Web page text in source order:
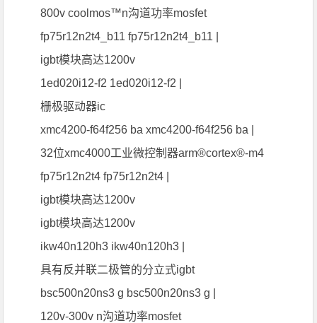
800v coolmos™n沟道功率mosfet
fp75r12n2t4_b11 fp75r12n2t4_b11 |
igbt模块高达1200v
1ed020i12-f2 1ed020i12-f2 |
栅极驱动器ic
xmc4200-f64f256 ba xmc4200-f64f256 ba |
32位xmc4000工业微控制器arm®cortex®-m4
fp75r12n2t4 fp75r12n2t4 |
igbt模块高达1200v
igbt模块高达1200v
ikw40n120h3 ikw40n120h3 |
具有反并联二极管的分立式igbt
bsc500n20ns3 g bsc500n20ns3 g |
120v-300v n沟道功率mosfet